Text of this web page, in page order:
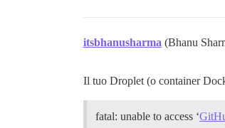
itsbhanusharma (Bhanu
Il tuo Droplet (o container
fatal: unable to access ‘